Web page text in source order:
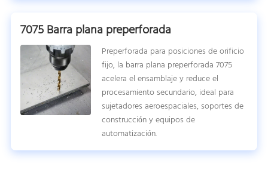
7075 Barra plana preperforada
Preperforada para posiciones de orificio
fijo, la barra plana preperforada 7075
acelera el ensamblaje y reduce el
procesamiento secundario, ideal para
sujetadores aeroespaciales, soportes de
construcción y equipos de
automatización.